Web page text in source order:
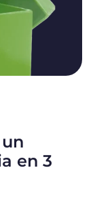
en 3